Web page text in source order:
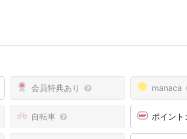
会員特典あり manaca
自転車 ポイン